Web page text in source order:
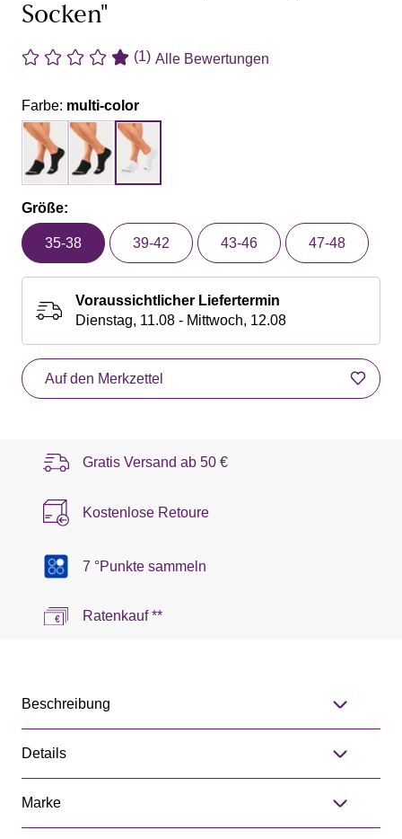
Socken"
(1) Alle Bewertungen
Farbe: multi-color
Größe:
35-38 39-42 43-46 47-48
Voraussichtlicher Liefertermin
Dienstag, 11.08 - Mittwoch, 12.08
Auf den Merkzettel
Gratis Versand ab 50 €
Kostenlose Retoure
7 °Punkte sammeln
Ratenkauf **
Beschreibung
Details
Marke